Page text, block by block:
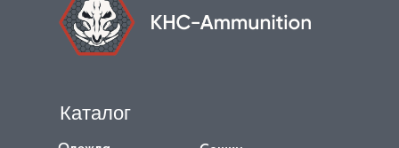
Каталог